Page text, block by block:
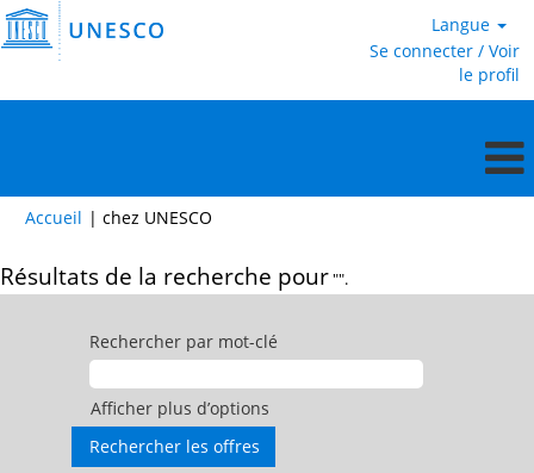
Langue
Se connecter / Voir
le profil
Accueil | chez UNESCO
Résultats de la recherche pour"".
Rechercher par mot-clé
Afficher plus d’options